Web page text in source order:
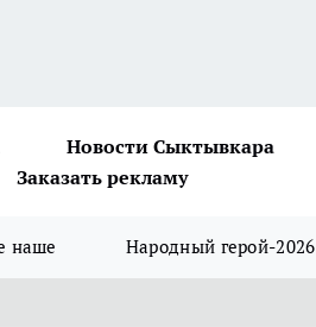
Новости Сыктывкара
Заказать рекламу
наше Народный герой-2026